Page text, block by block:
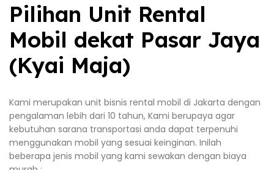
Pilihan Unit Rental
Mobil dekat Pasar Jaya
(Kyai Maja)
Kami merupakan unit bisnis rental mobil di Jakarta dengan
pengalaman lebih dari 10 tahun, Kami berupaya agar
kebutuhan sarana transportasi anda dapat terpenuhi
menggunakan mobil yang sesuai keinginan. Inilah
beberapa jenis mobil yang kami sewakan dengan biaya